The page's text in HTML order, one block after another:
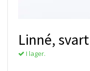
Linné,
I lager.